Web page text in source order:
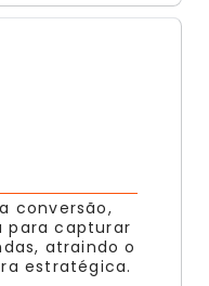
conversão,
para capturar
atraindo o
estratégica.